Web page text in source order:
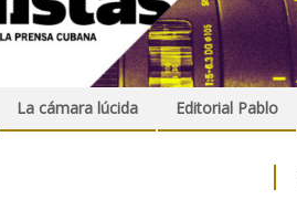
La cámara lúcida Editorial Pablo